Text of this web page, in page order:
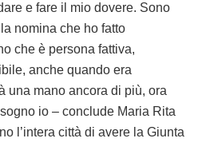
e fare il mio dovere. Sono
nomina che ho fatto
che è persona fattiva,
anche quando era
una mano ancora di più, ora
io – conclude Maria Rita
l’intera città di avere la Giunta